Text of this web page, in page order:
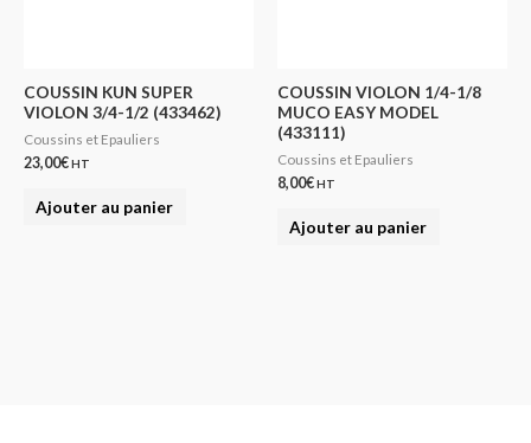
COUSSIN KUN SUPER
VIOLON 3/4-1/2 (433462)
Coussins et Epauliers
23,00€HT
Ajouter au panier
COUSSIN VIOLON 1/4-1/8
MUCO EASY MODEL
(433111)
Coussins et Epauliers
8,00€HT
Ajouter au panier